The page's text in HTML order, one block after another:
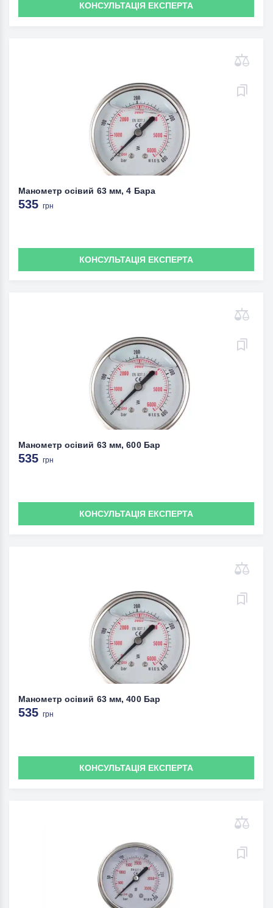
КОНСУЛЬТАЦІЯ ЕКСПЕРТА
Манометр осівий 63 мм, 4 Бара
535 грн
КОНСУЛЬТАЦІЯ ЕКСПЕРТА
Манометр осівий 63 мм, 600 Бар
535 грн
КОНСУЛЬТАЦІЯ ЕКСПЕРТА
Манометр осівий 63 мм, 400 Бар
535 грн
КОНСУЛЬТАЦІЯ ЕКСПЕРТА